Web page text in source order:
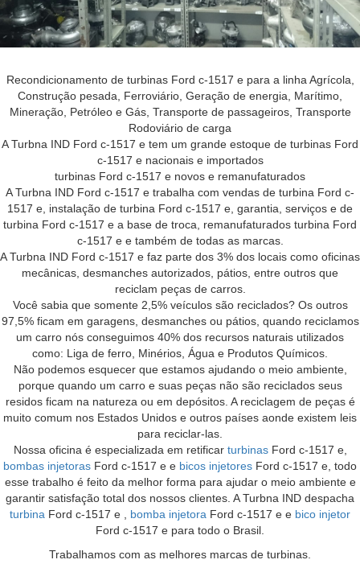
Recondicionamento de turbinas Ford c-1517 e para a linha Agrícola,
Construção pesada, Ferroviário, Geração de energia, Marítimo,
Mineração, Petróleo e Gás, Transporte de passageiros, Transporte
Rodoviário de carga
A Turbna IND Ford c-1517 e tem um grande estoque de turbinas Ford
c-1517 e nacionais e importados
turbinas Ford c-1517 e novos e remanufaturados
A Turbna IND Ford c-1517 e trabalha com vendas de turbina Ford c-
1517 e, instalação de turbina Ford c-1517 e, garantia, serviços e de
turbina Ford c-1517 e a base de troca, remanufaturados turbina Ford
c-1517 e e também de todas as marcas.
A Turbna IND Ford c-1517 e faz parte dos 3% dos locais como oficinas
mecânicas, desmanches autorizados, pátios, entre outros que
reciclam peças de carros.
Você sabia que somente 2,5% veículos são reciclados? Os outros
97,5% ficam em garagens, desmanches ou pátios, quando reciclamos
um carro nós conseguimos 40% dos recursos naturais utilizados
como: Liga de ferro, Minérios, Água e Produtos Químicos.
Não podemos esquecer que estamos ajudando o meio ambiente,
porque quando um carro e suas peças não são reciclados seus
residos ficam na natureza ou em depósitos. A reciclagem de peças é
muito comum nos Estados Unidos e outros países aonde existem leis
para reciclar-las.
Nossa oficina é especializada em retificar turbinasFord c-1517 e,
bombas injetoras Ford c-1517 e e bicos injetores Ford c-1517 e, todo
esse trabalho é feito da melhor forma para ajudar o meio ambiente e
garantir satisfação total dos nossos clientes. A Turbna IND despacha
turbina Ford c-1517 e , bomba injetora Ford c-1517 e e bico injetor
Ford c-1517 e para todo o Brasil.
Trabalhamos com as melhores marcas de turbinas.